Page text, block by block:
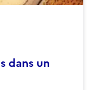
dans un